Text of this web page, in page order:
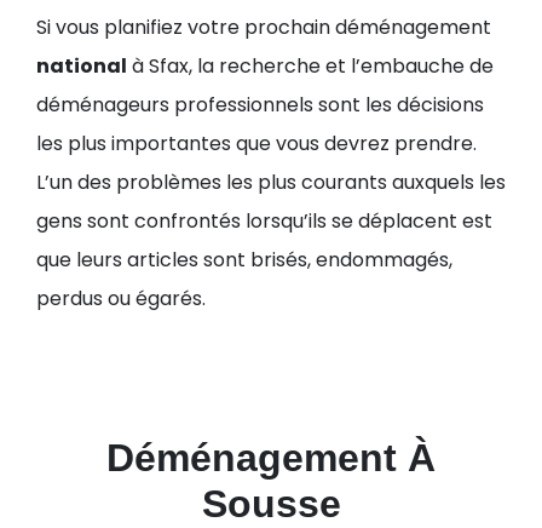
Si vous planifiez votre prochain déménagement
national à Sfax, la recherche et l’embauche de
déménageurs professionnels sont les décisions
les plus importantes que vous devrez prendre.
L’un des problèmes les plus courants auxquels les
gens sont confrontés lorsqu’ils se déplacent est
que leurs articles sont brisés, endommagés,
perdus ou égarés.
Déménagement À
Sousse